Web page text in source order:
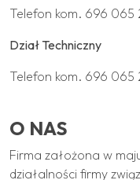
Telefon kom. 696 065
Dział Techniczny
Telefon kom. 696 065
O NAS
Firma założona w
działalności firmy